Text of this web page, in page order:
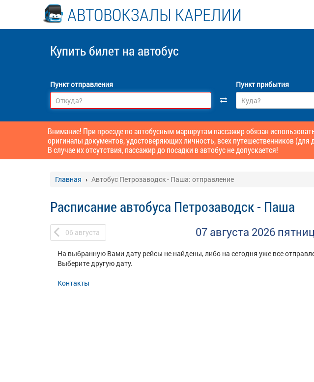
АВТОВОКЗАЛЫ КАРЕЛИИ
Купить билет на автобус
Пункт отправления Пункт прибытия
Внимание! При проезде по автобусным маршрутам пассажир обязан
оригиналы документов, удостоверяющих личность, всех путешественников (для
В случае их отсутствия, пассажир до посадки в автобус не допускается!
Главная Автобус Петрозаводск - Паша: отправление
Расписание автобуса Петрозаводск - Паша
06 августа 07 августа 2026
На выбранную Вами дату рейсы не найдены, либо на сегодня уже все
Выберите другую дату.
Контакты